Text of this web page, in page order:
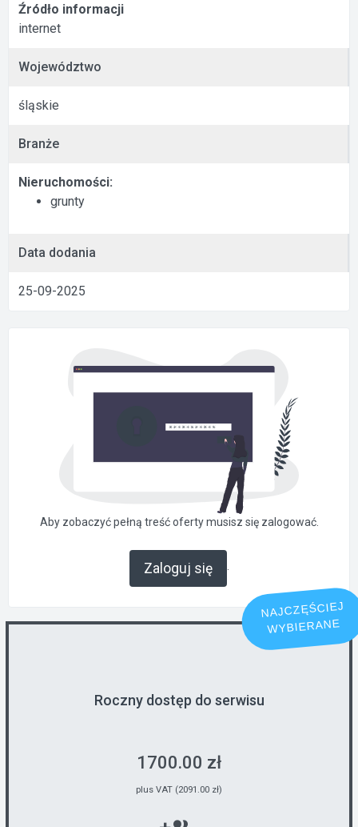
Źródło informacji
internet
Województwo
śląskie
Branże
Nieruchomości:
grunty
Data dodania
25-09-2025
Aby zobaczyć pełną treść oferty musisz się zalogować.
Zaloguj się .
NAJCZĘŚCIEJ
WYBIERANE
Roczny dostęp do serwisu
1700.00 zł
plus VAT (2091.00 zł)